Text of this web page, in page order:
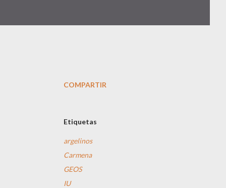
COMPARTIR
Etiquetas
argelinos
Carmena
GEOS
IU